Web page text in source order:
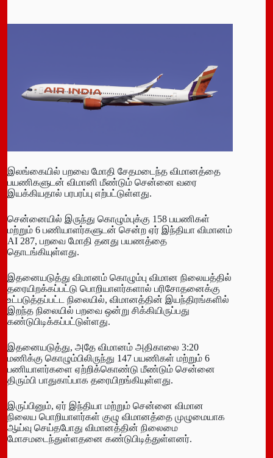
இலங்கையில் பறவை மோதி சேதமடைந்த விமானத்தை
பயணிகளுடன் விமானி மீண்டும் சென்னை வரை
இயக்கியதால் பரபரப்பு எற்பட்டுள்ளது.
சென்னையில் இருந்து கொழும்புக்கு 158 பயணிகள்
மற்றும் 6 பணியாளர்களுடன் சென்ற ஏர் இந்தியா விமானம்
AI 287, பறவை மோதி தனது பயணத்தை
தொடங்கியுள்ளது.
இதனையடுத்து விமானம் கொழும்பு விமான நிலையத்தில்
தரையிறக்கப்பட்டு பொறியாளர்களால் பரிசோதனைக்கு
உட்படுத்தப்பட்ட நிலையில், விமானத்தின் இயந்திரங்களில்
இறந்த நிலையில் பறவை ஒன்று சிக்கியிருப்பது
கண்டுபிடிக்கப்பட்டுள்ளது.
இதனையடுத்து, அதே விமானம் அதிகாலை 3:20
மணிக்கு கொழும்பிலிருந்து 147 பயணிகள் மற்றும் 6
பணியாளர்களை ஏற்றிக்கொண்டு மீண்டும் சென்னை
திரும்பி பாதுகாப்பாக தரையிறங்கியுள்ளது.
இருப்பினும், ஏர் இந்தியா மற்றும் சென்னை விமான
நிலைய பொறியாளர்கள் குழு விமானத்தை முழுமையாக
ஆய்வு செய்தபோது விமானத்தின் நிலைமை
மோசமடைந்துள்ளதனை கண்டுபிடித்துள்ளனர்.